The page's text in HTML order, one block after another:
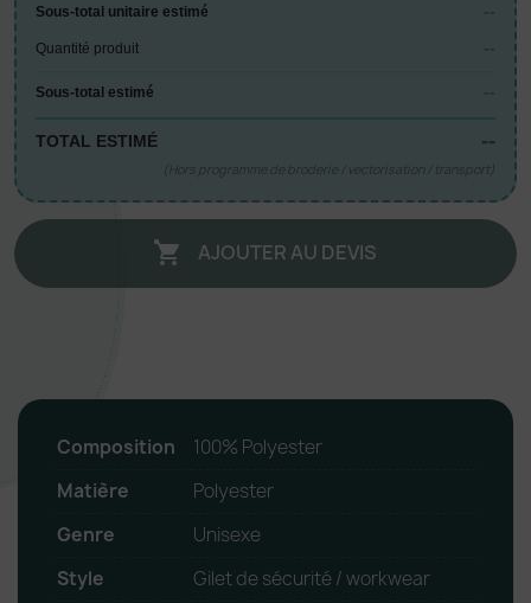
Sous-total unitaire estimé --
Quantité produit --
Sous-total estimé --
TOTAL ESTIMÉ --
(Hors programme de broderie / vectorisation / transport)
 AJOUTER AU DEVIS
Composition
100% Polyester
Matière
Polyester
Genre
Unisexe
Style
Gilet de sécurité / workwear